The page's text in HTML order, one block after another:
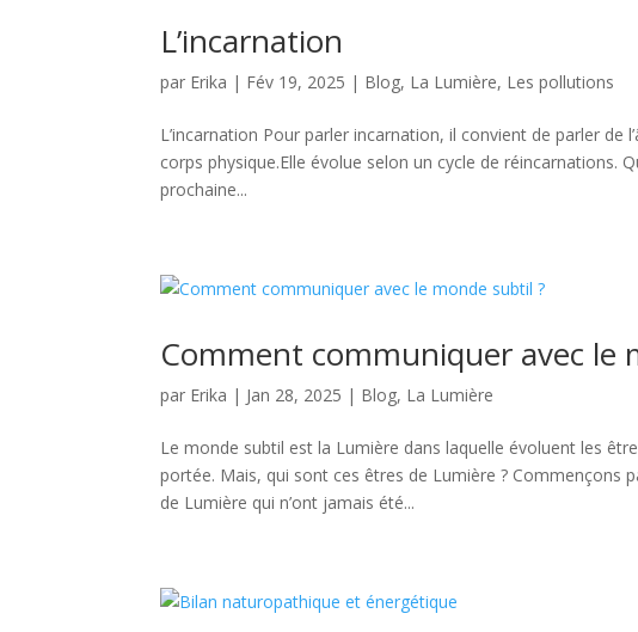
L’incarnation
par Erika | Fév 19, 2025 | Blog, La Lumière, Les pollutions
L’incarnation Pour parler incarnation, il convient de parler de
corps physique.Elle évolue selon un cycle de réincarnations.
prochaine...
Comment communiquer avec le
par Erika | Jan 28, 2025 | Blog, La Lumière
Le monde subtil est la Lumière dans laquelle évoluent les
portée. Mais, qui sont ces êtres de Lumière ? Commençons
de Lumière qui n’ont jamais été...